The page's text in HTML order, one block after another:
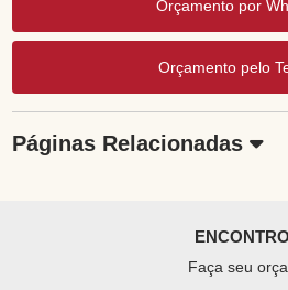
Orçamento por
Orçamento pelo
Páginas Relacionadas
Faça seu